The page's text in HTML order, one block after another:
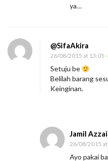
ya…
@SifaAkira
26/08/2015 at 13:05
Setuju be
Belilah barang
Keinginan.
Jamil
26/08/2015
Ayo pakai